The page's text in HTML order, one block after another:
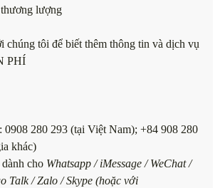
lượng
chúng tôi để biết thêm thông tin và dịch vụ
PHÍ
280 293 (tại Việt Nam); +84 908 280
khác)
cho Whatsapp / iMessage / WeChat /
Talk / Zalo / Skype (hoặc với